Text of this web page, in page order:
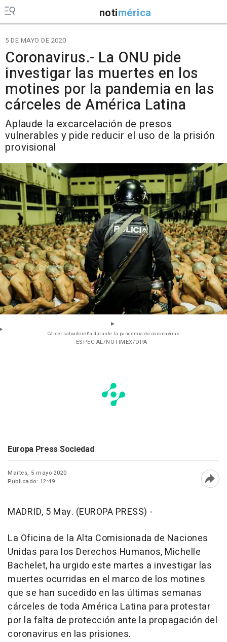
notimérica
5 DE MAYO DE 2020
Coronavirus.- La ONU pide
investigar las muertes en los
motines por la pandemia en las
cárceles de América Latina
Aplaude la excarcelación de presos
vulnerables y pide reducir el uso de la prisión
provisional
Cárcel salvadoreña durante la pandemia de coronavirus
- ESPECIAL/NOTIMEX/DPA
Europa Press Sociedad
Martes, 5 mayo 2020
Publicado: 12:49
MADRID, 5 May. (EUROPA PRESS) -
La Oficina de la Alta Comisionada de Naciones
Unidas para los Derechos Humanos, Michelle
Bachelet, ha urgido este martes a investigar las
muertes ocurridas en el marco de los motines
que se han sucedido en las últimas semanas
cárceles de toda América Latina para protestar
por la falta de protección ante la propagación del
coronavirus en las prisiones.